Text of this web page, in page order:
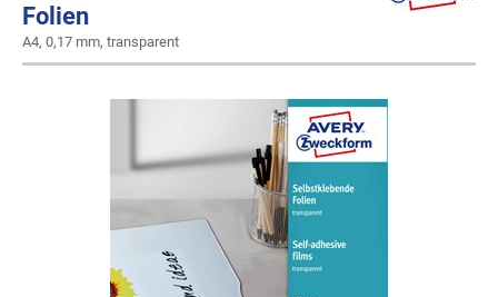
Folien
A4, 0,17 mm, transparent